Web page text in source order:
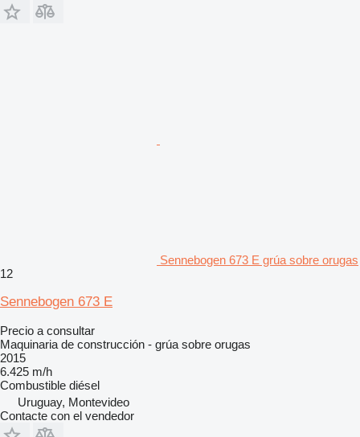
Sennebogen 673 E grúa sobre orugas
12
Sennebogen 673 E
Precio a consultar
Maquinaria de construcción - grúa sobre orugas
2015
6.425 m/h
Combustible diésel
Uruguay, Montevideo
Contacte con el vendedor